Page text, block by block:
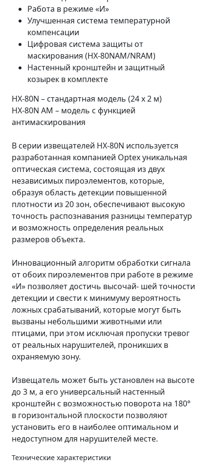
Работа в режиме «И»
Улучшенная система температурной
компенсации
Цифровая система защиты от
маскирования (HX-80NAM/NRAM)
Настенный кронштейн и защитный
козырек в комплекте
HX-80N – стандартная модель (24 х 2 м)
HX-80N AM – модель с функцией
антимаскирования
В серии извещателей HX-80N используется
разработанная компанией Optex уникальная
оптическая система, состоящая из двух
независимых пироэлементов, которые,
образуя область детекции повышенной
плотности из 20 зон, обеспечивают высокую
точность распознавания разницы температур
и возможность определения реальных
размеров объекта.
Инновационный алгоритм обработки сигнала
от обоих пироэлементов при работе в режиме
«И» позволяет достичь высочай- шей точности
детекции и свести к минимуму вероятность
ложных срабатываний, которые могут быть
вызваны небольшими животными или
птицами, при этом исключая пропуски тревог
от реальных нарушителей, проникших в
охраняемую зону.
Извещатель может быть установлен на высоте
до 3 м, а его универсальный настенный
кронштейн с возможностью поворота на 180°
в горизонтальной плоскости позволяют
установить его в наиболее оптимальном и
недоступном для нарушителей месте.
Технические характеристики